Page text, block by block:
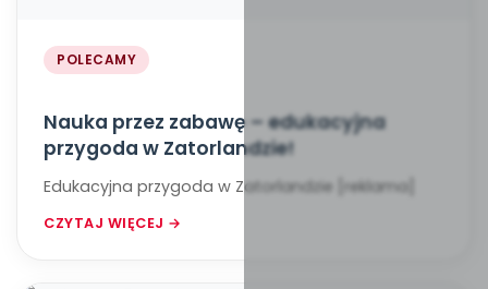
POLECAMY
Nauka przez zabawę – edukacyjna
przygoda w Zatorlandzie!
Edukacyjna przygoda w Zatorlandzie [reklama]
CZYTAJ WIĘCEJ →